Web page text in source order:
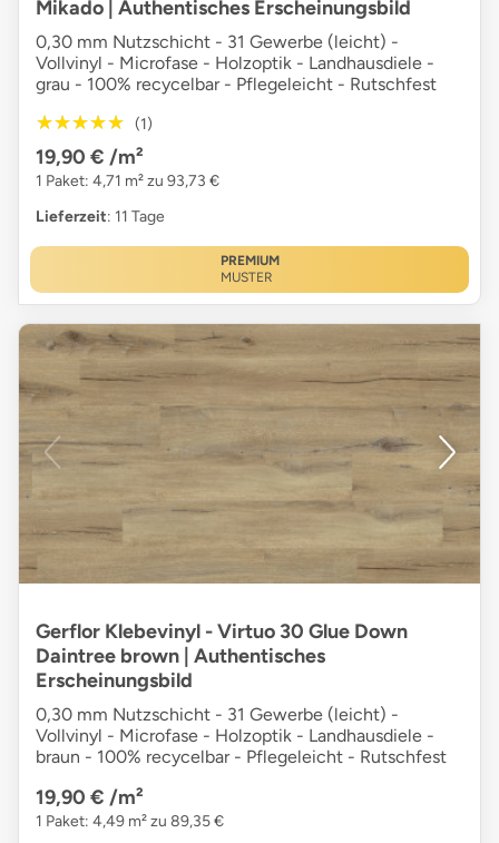
Mikado | Authentisches Erscheinungsbild
0,30 mm Nutzschicht - 31 Gewerbe (leicht) -
Vollvinyl - Microfase - Holzoptik - Landhausdiele -
grau - 100% recycelbar - Pflegeleicht - Rutschfest
★★★★★
★★★★★ (1)
19,90 € /m²
1 Paket: 4,71 m² zu 93,73 €
Lieferzeit: 11 Tage
PREMIUM
MUSTER
Gerflor Klebevinyl - Virtuo 30 Glue Down
Daintree brown | Authentisches
Erscheinungsbild
0,30 mm Nutzschicht - 31 Gewerbe (leicht) -
Vollvinyl - Microfase - Holzoptik - Landhausdiele -
braun - 100% recycelbar - Pflegeleicht - Rutschfest
19,90 € /m²
1 Paket: 4,49 m² zu 89,35 €